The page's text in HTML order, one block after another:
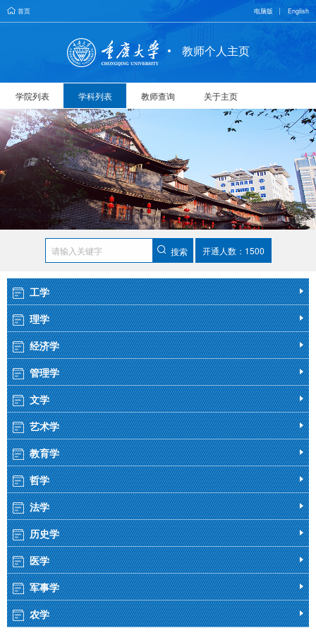
首页 电脑版 English
教师个人主页
学院列表 学科列表 教师查询 关于主页
搜索 开通人数：1500
工学
理学
经济学
管理学
文学
艺术学
教育学
哲学
法学
历史学
医学
军事学
农学